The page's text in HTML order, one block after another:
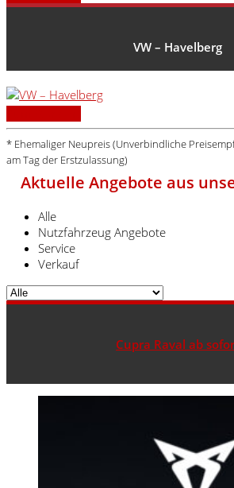
VW – Havelberg
* Ehemaliger Neupreis (Unverbindliche
am Tag der Erstzulassung)
Aktuelle Angebote aus
Alle
Nutzfahrzeug Angebote
Service
Verkauf
Cupra Raval ab